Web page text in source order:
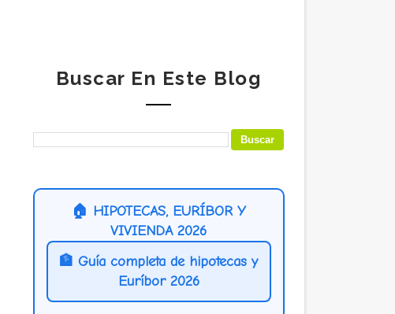
Buscar En Este Blog
🏠 HIPOTECAS, EURÍBOR Y
VIVIENDA 2026
🏦 Guía completa de hipotecas y
Euríbor 2026